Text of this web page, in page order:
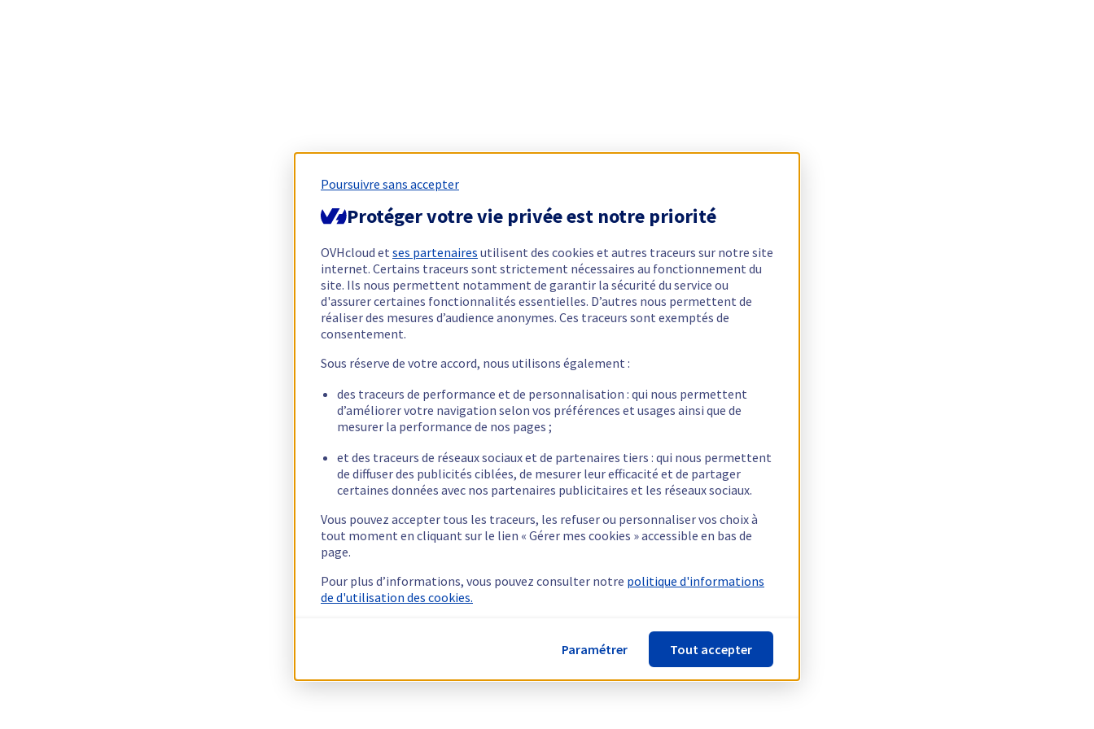
Poursuivre sans accepter
Protéger votre vie privée est notre priorité
OVHcloud et ses partenaires utilisent des cookies et autres traceurs sur notre site
internet. Certains traceurs sont strictement nécessaires au fonctionnement du
site. Ils nous permettent notamment de garantir la sécurité du service ou
d'assurer certaines fonctionnalités essentielles. D’autres nous permettent de
réaliser des mesures d’audience anonymes. Ces traceurs sont exemptés de
consentement.
Sous réserve de votre accord, nous utilisons également :
des traceurs de performance et de personnalisation : qui nous permettent
d’améliorer votre navigation selon vos préférences et usages ainsi que de
mesurer la performance de nos pages ;
et des traceurs de réseaux sociaux et de partenaires tiers : qui nous permettent
de diffuser des publicités ciblées, de mesurer leur efficacité et de partager
certaines données avec nos partenaires publicitaires et les réseaux sociaux.
Vous pouvez accepter tous les traceurs, les refuser ou personnaliser vos choix à
tout moment en cliquant sur le lien « Gérer mes cookies » accessible en bas de
page.
Pour plus d’informations, vous pouvez consulter notre politique d'informations
de d'utilisation des cookies.
Paramétrer Tout accepter